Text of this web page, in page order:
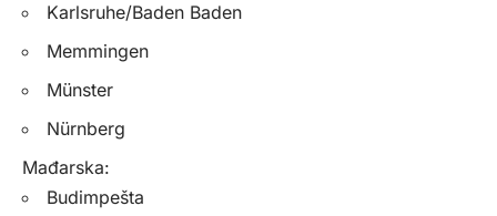
Karlsruhe/Baden Baden
Memmingen
Münster
Nürnberg
Mađarska:
Budimpešta